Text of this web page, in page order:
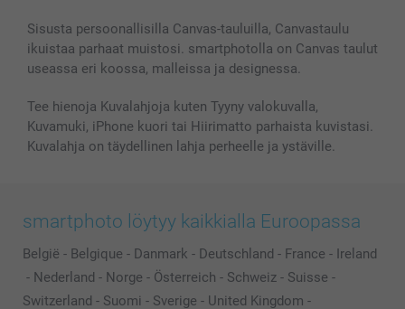
Sisusta persoonallisilla Canvas-tauluilla, Canvastaulu
ikuistaa parhaat muistosi. smartphotolla on Canvas taulut
useassa eri koossa, malleissa ja designessa.
Tee hienoja Kuvalahjoja kuten Tyyny valokuvalla,
Kuvamuki, iPhone kuori tai Hiirimatto parhaista kuvistasi.
Kuvalahja on täydellinen lahja perheelle ja ystäville.
smartphoto löytyy kaikkialla Euroopassa
België - Belgique - Danmark - Deutschland - France - Ireland
- Nederland - Norge - Österreich - Schweiz - Suisse -
Switzerland - Suomi - Sverige - United Kingdom -